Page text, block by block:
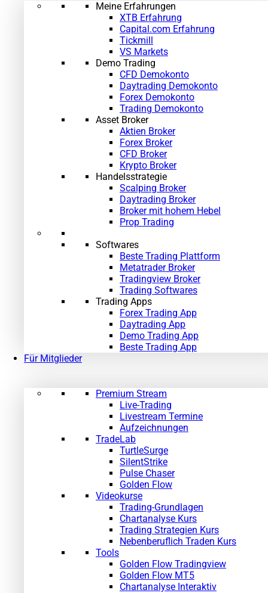
Meine Erfahrungen
XTB Erfahrung
Capital.com Erfahrung
Tickmill
VS Markets
Demo Trading
CFD Demokonto
Daytrading Demokonto
Forex Demokonto
Trading Demokonto
Asset Broker
Aktien Broker
Forex Broker
CFD Broker
Krypto Broker
Handelsstrategie
Scalping Broker
Daytrading Broker
Broker mit hohem Hebel
Prop Trading
Softwares
Beste Trading Plattform
Metatrader Broker
Tradingview Broker
Trading Softwares
Trading Apps
Forex Trading App
Daytrading App
Demo Trading App
Beste Trading App
Für Mitglieder
Premium Stream
Live-Trading
Livestream Termine
Aufzeichnungen
TradeLab
TurtleSurge
SilentStrike
Pulse Chaser
Golden Flow
Videokurse
Trading-Grundlagen
Chartanalyse Kurs
Trading Strategien Kurs
Nebenberuflich Traden Kurs
Tools
Golden Flow Tradingview
Golden Flow MT5
Chartanalyse Interaktiv